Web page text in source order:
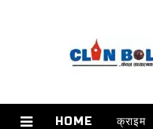
HOME क्राइम